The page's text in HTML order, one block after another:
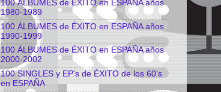
100 ÁLBUMES de ÉXITO en ESPAÑA años
1980-1989
100 ÁLBUMES de ÉXITO en ESPAÑA años
1990-1999
100 ÁLBUMES de ÉXITO en ESPAÑA años
2000-2002
100 SINGLES y EP's de ÉXITO de los 60's
en ESPAÑA